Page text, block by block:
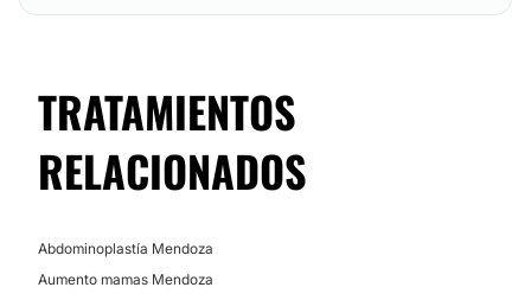
TRATAMIENTOS
RELACIONADOS
Abdominoplastía Mendoza
Aumento mamas Mendoza